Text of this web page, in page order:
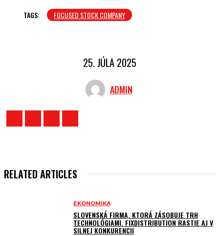
TAGS: FOCUSED STOCK COMPANY
25. JÚLA 2025
ADMIN
RELATED ARTICLES
EKONOMIKA
SLOVENSKÁ FIRMA, KTORÁ ZÁSOBUJE TRH
TECHNOLÓGIAMI. FIXDISTRIBUTION RASTIE AJ V
SILNEJ KONKURENCII